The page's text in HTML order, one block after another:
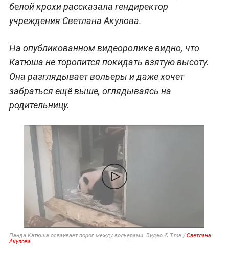
белой крохи рассказала гендиректор
учреждения Светлана Акулова.
На опубликованном видеоролике видно, что
Катюша не торопится покидать взятую высоту.
Она разглядывает вольеры и даже хочет
забраться ещё выше, оглядываясь на
родительницу.
Панда Катюша осваивает порог между вольерами. Видео © T.me /Светлана
Акулова